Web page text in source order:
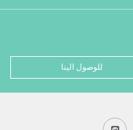
للوصول الينا